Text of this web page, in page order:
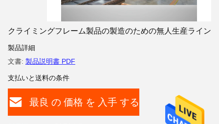
クライミングフレーム製品の製造のための無人生産ライン
製品詳細
文書: 製品説明書 PDF
支払いと送料の条件
最良 の 価格 を 入手 する